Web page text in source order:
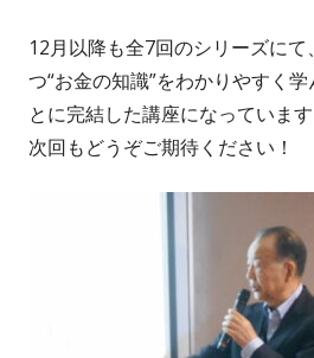
12月以降も全7回のシリーズに
つ“お金の知識”をわかりやすく
とに完結した講座になっています
次回もどうぞご期待ください！